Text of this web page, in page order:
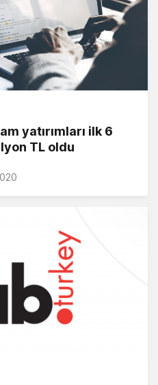
yatırımları ilk 6
TL oldu